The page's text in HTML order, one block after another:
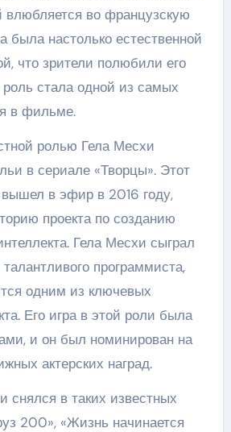
влюбляется во французскую
была настолько естественной
что зрители полюбили его
роль стала одной из самых
в фильме.
ролью Гела Месхи
в сериале «Творцы». Этот
в эфир в 2016 году,
проекта по созданию
Гела Месхи сыграл
программиста,
одним из ключевых
Его игра в этой роли была
и он был номинирован на
актерских наград.
снялся в таких известных
200», «Жизнь начинается